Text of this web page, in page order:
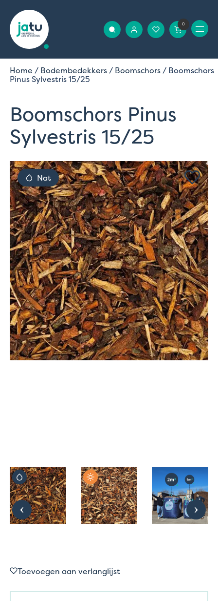
0
Home / Bodembedekkers/ Boomschors/ Boomschors
Pinus Sylvestris 15/25
Boomschors Pinus
Sylvestris 15/25
Nat
Toevoegen aan verlanglijst